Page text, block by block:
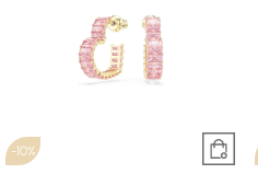
-10%